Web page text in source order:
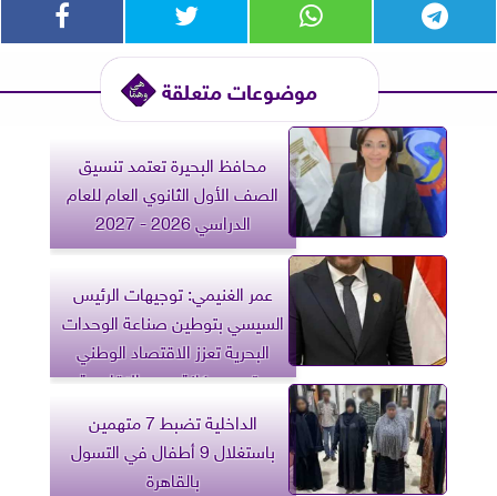
موضوعات متعلقة
محافظ البحيرة تعتمد تنسيق
الصف الأول الثانوي العام للعام
الدراسي 2026 - 2027
عمر الغنيمي: توجيهات الرئيس
السيسي بتوطين صناعة الوحدات
البحرية تعزز الاقتصاد الوطني
وتدعم مكانة مصر الإقليمية
الداخلية تضبط 7 متهمين
باستغلال 9 أطفال في التسول
بالقاهرة